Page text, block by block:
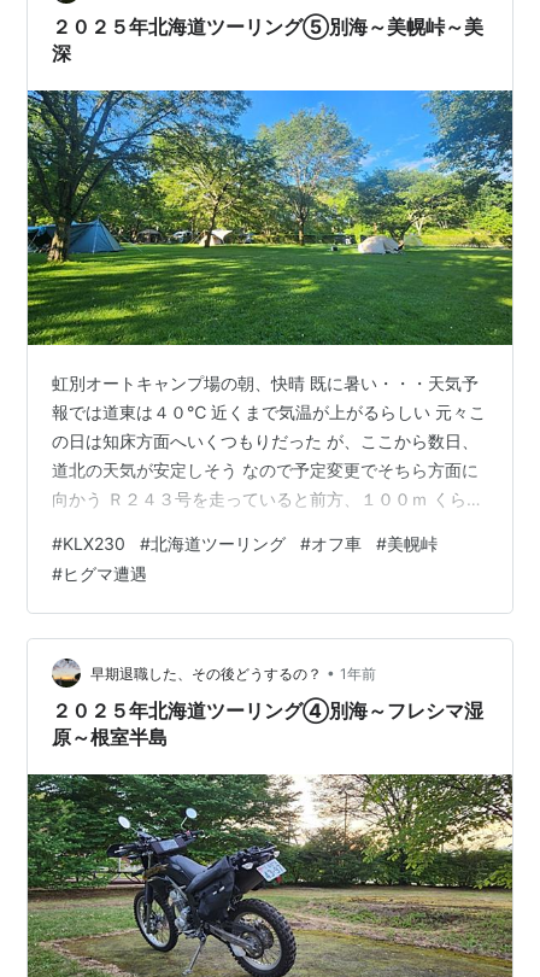
い歌登 側から上ることになった 迂回路６９,３km＋山頂
まで１０km、往復…
２０２５年北海道ツーリング⑤別海～美幌峠～美
深
虹別オートキャンプ場の朝、快晴 既に暑い・・・天気予
報では道東は４０℃ 近くまで気温が上がるらしい 元々こ
の日は知床方面へいくつもりだった が、ここから数日、
道北の天気が安定しそう なので予定変更でそちら方面に
向かう Ｒ２４３号を走っていると前方、１００ｍ くらい
が、初めて見た 本物の熊に動揺する😱 少し様子見して戻
ってこないのを確認して バイクを進める、流石にドキド
キした 気温が上がる前に、まずは美幌峠へ 美幌峠に到着
屈斜路湖の絶景 暑いけど気持ちいい！ ここは何度来ても
飽きない 絶景の美幌峠からＲ３９号を走り北見へ 回転寿
司トリトンで昼…
#KLX230 #北海道ツーリング #オフ車 #美幌峠
#ヒグマ遭遇
早期退職した、その後どうするの？ • 1年前
２０２５年北海道ツーリング④別海～フレシマ湿
原～根室半島